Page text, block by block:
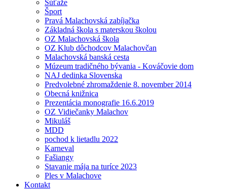
Súťaže
Šport
Pravá Malachovská zabíjačka
Základná škola s materskou školou
OZ Malachovská škola
OZ Klub dôchodcov Malachovčan
Malachovská banská cesta
Múzeum tradičného bývania - Kováčovie dom
NAJ dedinka Slovenska
Predvolebné zhromaždenie 8. november 2014
Obecná knižnica
Prezentácia monografie 16.6.2019
OZ Vidiečanky Malachov
Mikuláš
MDD
pochod k lietadlu 2022
Karneval
Fašiangy
Stavanie mája na turíce 2023
Ples v Malachove
Kontakt